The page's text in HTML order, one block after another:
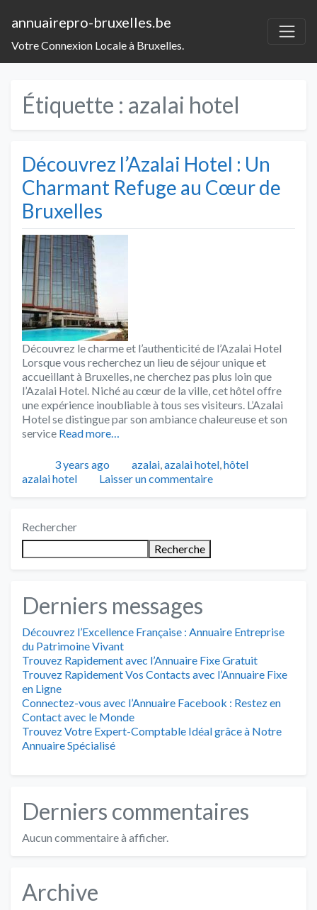
annuairepro-bruxelles.be
Votre Connexion Locale à Bruxelles.
Étiquette : azalai hotel
Découvrez l’Azalai Hotel : Un
Charmant Refuge au Cœur de
Bruxelles
Découvrez le charme et l’authenticité de l’Azalai Hotel
Lorsque vous recherchez un lieu de séjour unique et
accueillant à Bruxelles, ne cherchez pas plus loin que
l’Azalai Hotel. Niché au cœur de la ville, cet hôtel offre
une expérience inoubliable à tous ses visiteurs. L’Azalai
Hotel se distingue par son ambiance chaleureuse et son
service Read more…
Publié3 years ago Catégories
azalai,azalai hotel,hôtel
azalai hotel
Laisser un commentaire
Rechercher
Recherche
Derniers messages
Découvrez l’Excellence Française : Annuaire Entreprise
du Patrimoine Vivant
Trouvez Rapidement avec l’Annuaire Fixe Gratuit
Trouvez Rapidement Vos Contacts avec l’Annuaire Fixe
en Ligne
Connectez-vous avec l’Annuaire Facebook : Restez en
Contact avec le Monde
Trouvez Votre Expert-Comptable Idéal grâce à Notre
Annuaire Spécialisé
Derniers commentaires
Aucun commentaire à afficher.
Archive